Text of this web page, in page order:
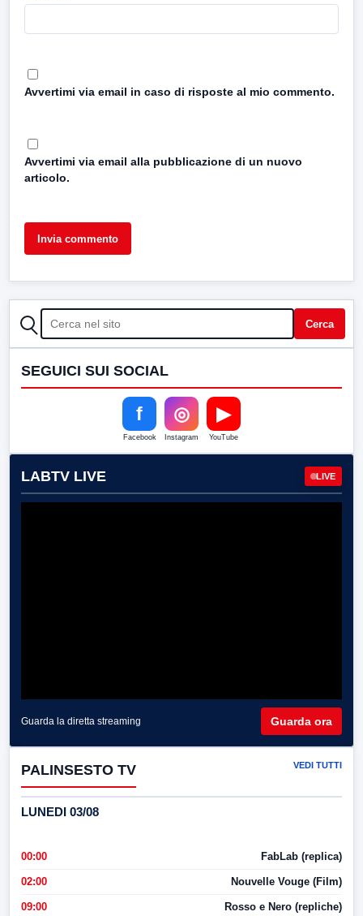
Avvertimi via email in caso di risposte al mio commento.
Avvertimi via email alla pubblicazione di un nuovo
articolo.
CERCA Cerca
SEGUICI SUI SOCIAL
f
Facebook
◎
Instagram
▶
YouTube
LABTV LIVE LIVE
Guarda la diretta streaming Guarda ora
PALINSESTO TV VEDI TUTTI
LUNEDI 03/08
00:00 FabLab (replica)
02:00 Nouvelle Vouge (Film)
09:00 Rosso e Nero (repliche)